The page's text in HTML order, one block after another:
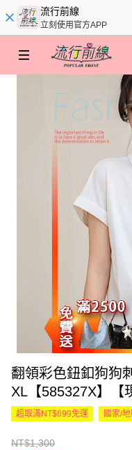
流行前線
立刻使用官方APP
翻領彩色鈕釦狗狗
XL【585327X】
超取滿NT$699免運 國家/
NT$1,300